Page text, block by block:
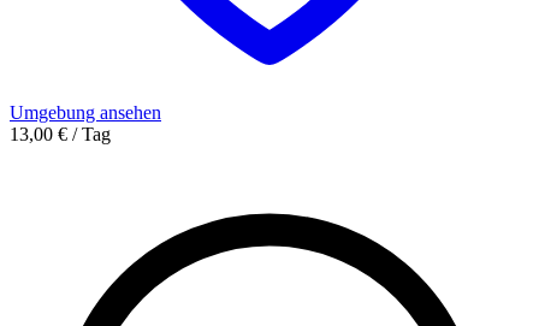
Umgebung ansehen
13,00 € / Tag